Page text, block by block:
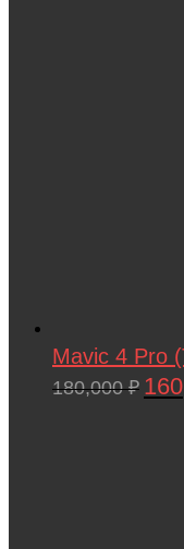
Mavic 4 Pro
180,000₽